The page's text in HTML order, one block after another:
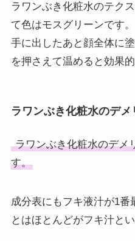
ラワンぶき化粧水のテク
て色はモスグリーンです
手に出したあと顔全体に
を押さえて温めると効果
ラワンぶき化粧水のデメ
ラワンぶき化粧水のデメ
す。
成分表にもフキ液汁が1番
とはほとんどがフキ汁と